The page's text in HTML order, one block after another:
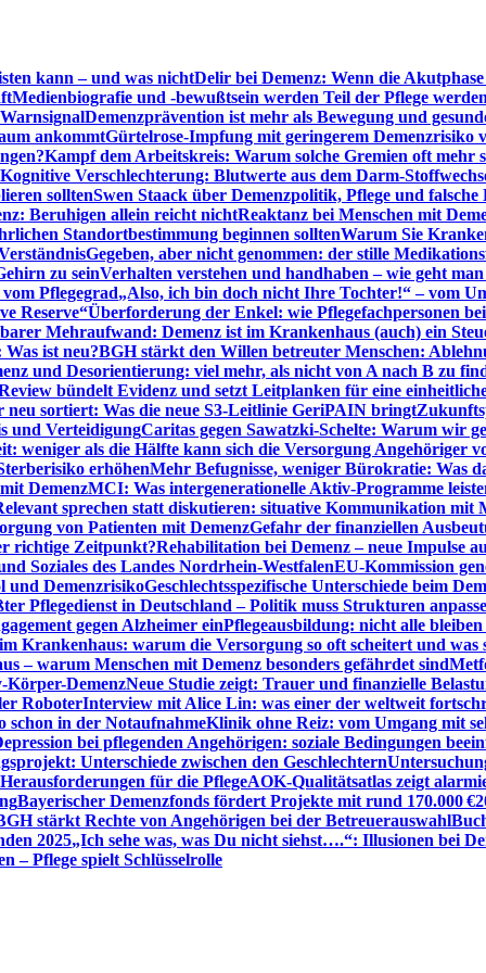
kann – und was nichtDelir bei Demenz: Wenn die
Medienbiografie und -bewußtsein werden Teil der Pflege werden
Demenzprävention ist mehr als Bewegung und
ankommtGürtelrose-Impfung mit geringerem Demenzrisiko
Kampf dem Arbeitskreis: Warum solche Gremien oft mehr
Kognitive Verschlechterung: Blutwerte aus dem Darm-
solltenSwen Staack über Demenzpolitik, Pflege und falsche
Beruhigen allein reicht nichtReaktanz bei Menschen mit
Standortbestimmung beginnen solltenWarum Sie
Gegeben, aber nicht genommen: der stille
zu seinVerhalten verstehen und handhaben – wie geht
Pflegegrad„Also, ich bin doch nicht Ihre Tochter!“ – vom
Reserve“Überforderung der Enkel: wie Pflegefachpersonen
Mehraufwand: Demenz ist im Krankenhaus (auch) ein
ist neu?BGH stärkt den Willen betreuter Menschen:
und Desorientierung: viel mehr, als nicht von A nach B zu
bündelt Evidenz und setzt Leitplanken für eine
neu sortiert: Was die neue S3-Leitlinie GeriPAIN bringt
und VerteidigungCaritas gegen Sawatzki-Schelte: Warum wir
weniger als die Hälfte kann sich die Versorgung Angehöriger
erhöhenMehr Befugnisse, weniger Bürokratie: Was
DemenzMCI: Was intergenerationelle Aktiv-Programme
sprechen statt diskutieren: situative Kommunikation mit
von Patienten mit DemenzGefahr der finanziellen
richtige Zeitpunkt?Rehabilitation bei Demenz – neue Impulse
Soziales des Landes Nordrhein-WestfalenEU-Kommission
und DemenzrisikoGeschlechtsspezifische Unterschiede beim
Pflegedienst in Deutschland – Politik muss Strukturen
gegen Alzheimer einPflegeausbildung: nicht alle bleiben
Krankenhaus: warum die Versorgung so oft scheitert und was
– warum Menschen mit Demenz besonders gefährdet sind
Körper-DemenzNeue Studie zeigt: Trauer und finanzielle
RoboterInterview mit Alice Lin: was einer der weltweit
schon in der NotaufnahmeKlinik ohne Reiz: vom Umgang mit
bei pflegenden Angehörigen: soziale Bedingungen
Unterschiede zwischen den Geschlechtern
für die PflegeAOK-Qualitätsatlas zeigt
Bayerischer Demenzfonds fördert Projekte mit rund 170.000 €
stärkt Rechte von Angehörigen bei der Betreuerauswahl
2025„Ich sehe was, was Du nicht siehst….“: Illusionen bei
– Pflege spielt Schlüsselrolle